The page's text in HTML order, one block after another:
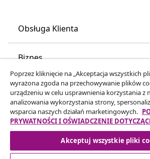
Obsługa Klienta
Biznes
vidaXL
Odkryj więcej
Poprzez kliknięcie na „Akceptacja wszystkich
wyrażona zgoda na przechowywanie plików
urządzeniu w celu usprawnienia korzystania z
analizowania wykorzystania strony,
wsparcia naszych działań marketingowych.
PRYWATNOŚCI I OŚWIADCZENIE
Akceptuj wszystkie pliki